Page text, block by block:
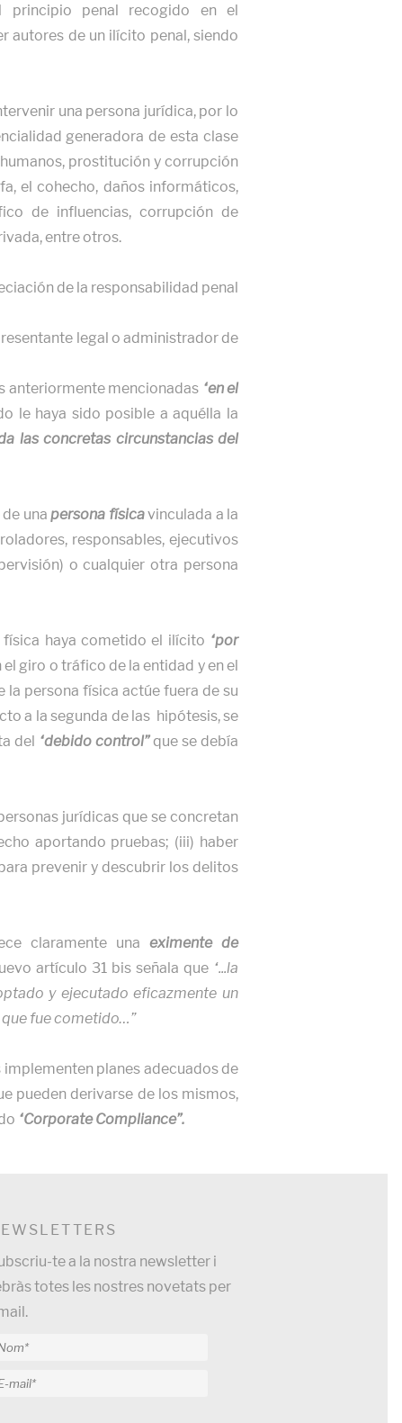
principio penal recogido en el
autores de un ilícito penal, siendo
una persona jurídica, por lo
generadora de esta clase
prostitución y corrupción
el cohecho, daños informáticos,
de influencias, corrupción de
entre otros.
de la responsabilidad penal
legal o administrador de
anteriormente mencionadas “en el
le haya sido posible a aquélla la
las concretas circunstancias del
una persona físicavinculada a la
responsables, ejecutivos
o cualquier otra persona
física haya cometido el ilícito “por
giro o tráfico de la entidad y en el
persona física actúe fuera de su
a la segunda de las hipótesis, se
del “debido control”que se debía
jurídicas que se concretan
aportando pruebas; (iii) haber
prevenir y descubrir los delitos
claramente una eximente de
artículo 31 bis señala que “...la
y ejecutado eficazmente un
fue cometido…”
planes adecuados de
pueden derivarse de los mismos,
“Corporate Compliance”.
te a la nostra newsletter i
totes les nostres novetats per